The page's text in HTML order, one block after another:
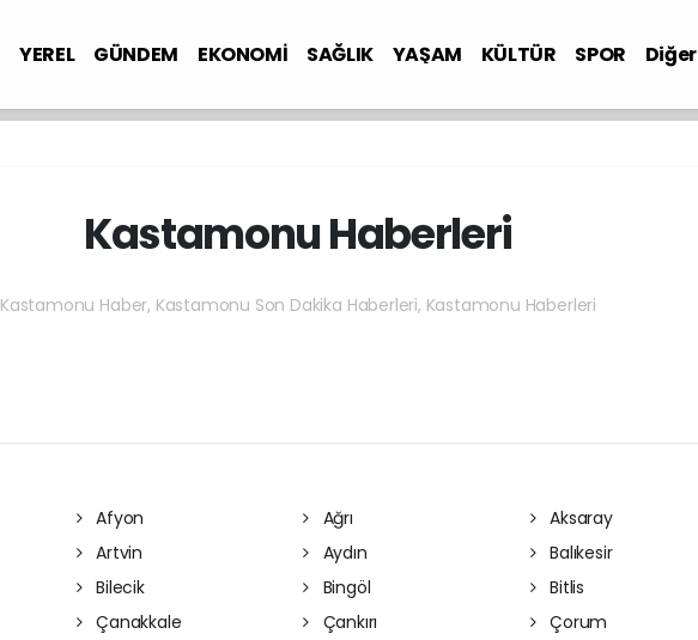
YEREL GÜNDEM EKONOMİ SAĞLIK YAŞAM KÜLTÜR SPOR Diğer
Kastamonu Haberleri
Kastamonu Haber, Kastamonu Son Dakika Haberleri, Kastamonu Haberleri
Afyon Ağrı Aksaray
Artvin Aydın Balıkesir
Bilecik Bingöl Bitlis
Çanakkale Çankırı Çorum